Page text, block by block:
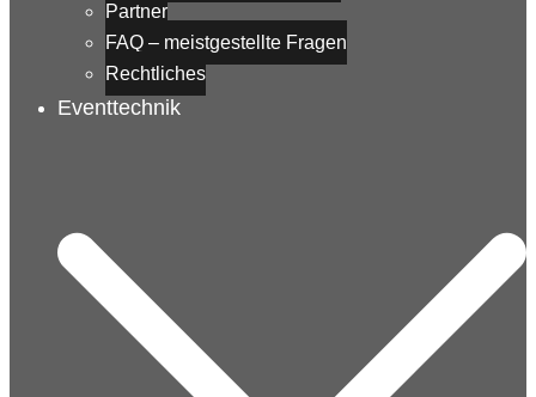
Partner
FAQ – meistgestellte Fragen
Rechtliches
Eventtechnik